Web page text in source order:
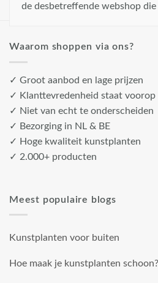
de desbetreffende webshop
Waarom shoppen via ons?
✓ Groot aanbod en lage prijzen
✓ Klanttevredenheid staat voorop
✓ Niet van echt te onderscheiden
✓ Bezorging in NL & BE
✓ Hoge kwaliteit kunstplanten
✓ 2.000+ producten
Meest populaire blogs
Kunstplanten voor buiten
Hoe maak je kunstplanten schoon?